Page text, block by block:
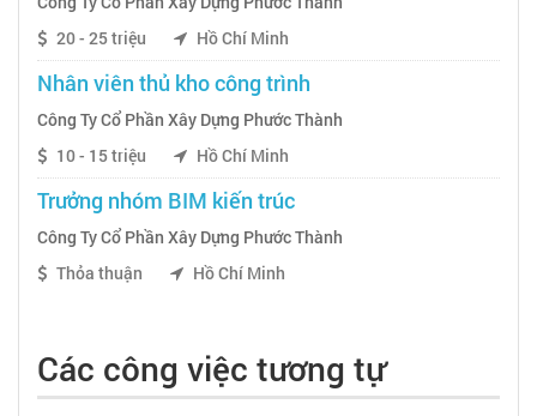
20 - 25 triệu
Hồ Chí Minh
Nhân viên thủ kho công trình
Công Ty Cổ Phần Xây Dựng Phước Thành
10 - 15 triệu
Hồ Chí Minh
Trưởng nhóm BIM kiến trúc
Công Ty Cổ Phần Xây Dựng Phước Thành
Thỏa thuận
Hồ Chí Minh
Các công việc tương tự